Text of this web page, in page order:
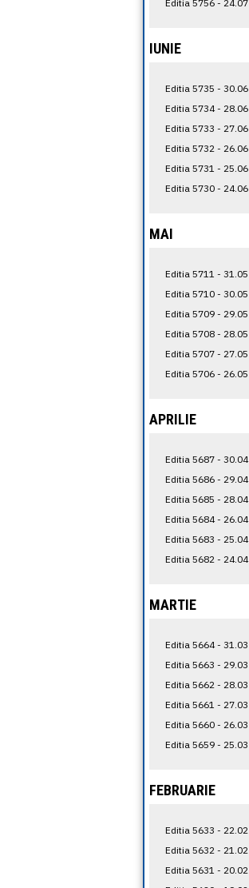
Editia 5756 - 24.07
IUNIE
Editia 5735 - 30.06
Editia 5734 - 28.06
Editia 5733 - 27.06
Editia 5732 - 26.06
Editia 5731 - 25.06
Editia 5730 - 24.06
MAI
Editia 5711 - 31.05
Editia 5710 - 30.05
Editia 5709 - 29.05
Editia 5708 - 28.05
Editia 5707 - 27.05
Editia 5706 - 26.05
APRILIE
Editia 5687 - 30.04
Editia 5686 - 29.04
Editia 5685 - 28.04
Editia 5684 - 26.04
Editia 5683 - 25.04
Editia 5682 - 24.04
MARTIE
Editia 5664 - 31.03
Editia 5663 - 29.03
Editia 5662 - 28.03
Editia 5661 - 27.03
Editia 5660 - 26.03
Editia 5659 - 25.03
FEBRUARIE
Editia 5633 - 22.02
Editia 5632 - 21.02
Editia 5631 - 20.02